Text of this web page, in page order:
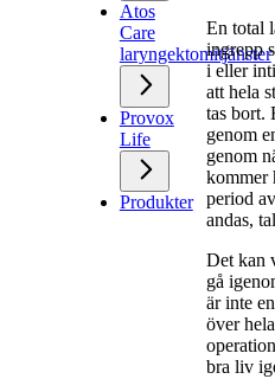
Atos
Care
laryngektomitjänster
Provox
Life
Produkter
En total
ingrepp
i eller
att hela
tas bort.
genom
genom
kommer
period
andas,
Det kan
gå
är inte
över
bra liv